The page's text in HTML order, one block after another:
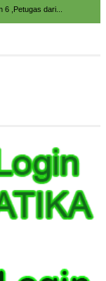
,Petugas dari...